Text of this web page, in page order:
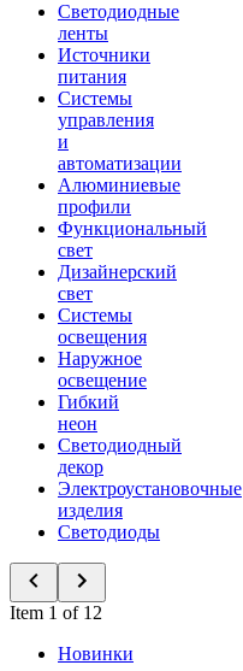
Светодиодные
ленты
Источники
питания
Системы
управления
и
автоматизации
Алюминиевые
профили
Функциональный
свет
Дизайнерский
свет
Системы
освещения
Наружное
освещение
Гибкий
неон
Светодиодный
декор
Электроустановочные
изделия
Светодиоды
Item 1 of 12
Новинки